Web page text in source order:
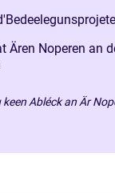
Ären Noperen an
keen Abléck an Är